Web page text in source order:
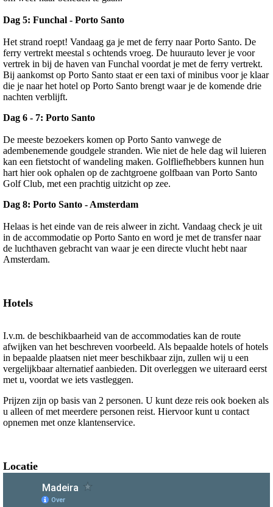
Dag 5: Funchal - Porto Santo
Het strand roept! Vandaag ga je met de ferry naar Porto Santo. De
ferry vertrekt meestal s ochtends vroeg. De huurauto lever je voor
vertrek in bij de haven van Funchal voordat je met de ferry vertrekt.
Bij aankomst op Porto Santo staat er een taxi of minibus voor je klaar
die je naar het hotel op Porto Santo brengt waar je de komende drie
nachten verblijft.
Dag 6 - 7: Porto Santo
De meeste bezoekers komen op Porto Santo vanwege de
adembenemende goudgele stranden. Wie niet de hele dag wil luieren
kan een fietstocht of wandeling maken. Golfliefhebbers kunnen hun
hart hier ook ophalen op de zachtgroene golfbaan van Porto Santo
Golf Club, met een prachtig uitzicht op zee.
Dag 8: Porto Santo - Amsterdam
Helaas is het einde van de reis alweer in zicht. Vandaag check je uit
in de accommodatie op Porto Santo en word je met de transfer naar
de luchthaven gebracht van waar je een directe vlucht hebt naar
Amsterdam.
Hotels
I.v.m. de beschikbaarheid van de accommodaties kan de route
afwijken van het beschreven voorbeeld. Als bepaalde hotels of hotels
in bepaalde plaatsen niet meer beschikbaar zijn, zullen wij u een
vergelijkbaar alternatief aanbieden. Dit overleggen we uiteraard eerst
met u, voordat we iets vastleggen.
Prijzen zijn op basis van 2 personen. U kunt deze reis ook boeken als
u alleen of met meerdere personen reist. Hiervoor kunt u contact
opnemen met onze klantenservice.
Locatie